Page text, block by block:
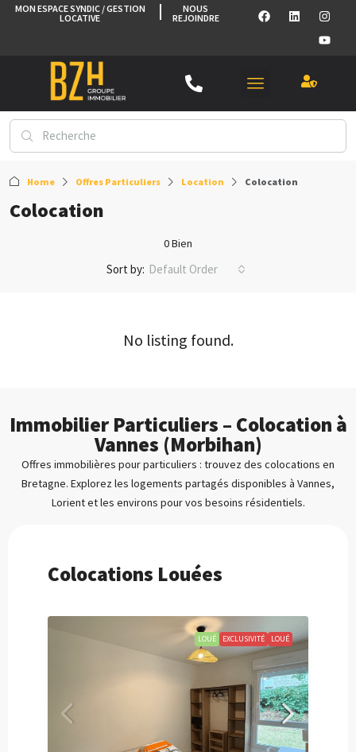
MON ESPACE SYNDIC / GESTION
LOCATIVE
NOUS
REJOINDRE
Home Offres Particuliers Location Colocation
Colocation
0 Bien
Sort by: Default Order
No listing found.
Immobilier Particuliers – Colocation à
Vannes (Morbihan)
Offres immobilières pour particuliers : trouvez des colocations en
Bretagne. Explorez les logements partagés disponibles à Vannes,
Lorient et les environs pour vos besoins résidentiels.
Colocations Louées
LOUÉ EXCLUSIVITÉ LOUÉ